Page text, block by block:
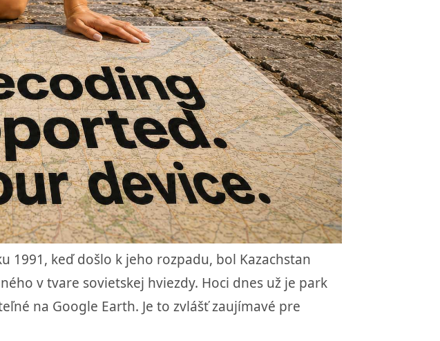
1991, keď došlo k jeho rozpadu, bol Kazachstan
v tvare sovietskej hviezdy. Hoci dnes už je park
na Google Earth. Je to zvlášť zaujímavé pre